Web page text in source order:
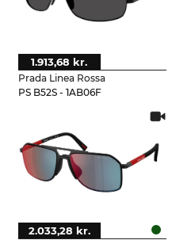
Prada Linea Rossa
PS B52S - 1AB06F
1.913,68 kr.
2.033,28 kr.